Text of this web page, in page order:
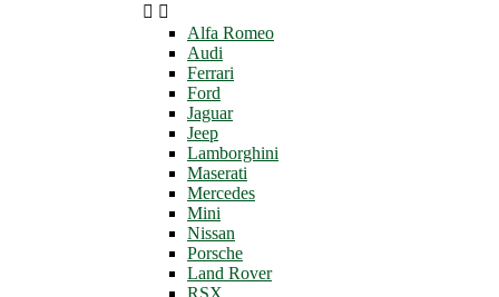
 
Alfa Romeo
Audi
Ferrari
Ford
Jaguar
Jeep
Lamborghini
Maserati
Mercedes
Mini
Nissan
Porsche
Land Rover
RSX